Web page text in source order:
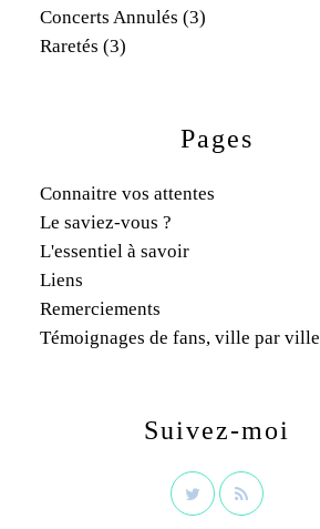
Concerts Annulés (3)
Raretés (3)
Pages
Connaitre vos attentes
Le saviez-vous ?
L'essentiel à savoir
Liens
Remerciements
Témoignages de fans, ville par ville
Suivez-moi